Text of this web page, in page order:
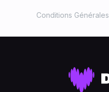
Conditions Générales